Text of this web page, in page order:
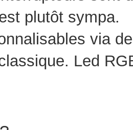
plutôt sympa.
via
Led